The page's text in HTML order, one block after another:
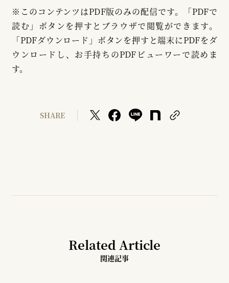
※このコンテンツはPDF版のみの配信です。「PDFで
読む」ボタンを押すとブラウザで閲覧ができます。
「PDFダウンロード」ボタンを押すと端末にPDFをダ
ウンロードし、お手持ちのPDFビューワーで読めま
す。
SHARE
Related Article
関連記事